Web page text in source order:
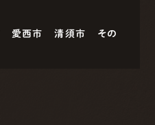
愛西市 清須市
その